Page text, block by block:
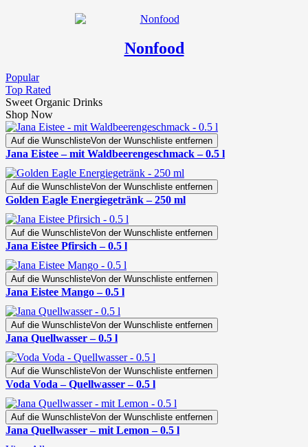
Nonfood
Popular
Top Rated
Sweet Organic Drinks
Shop Now
Auf die WunschlisteVon der Wunschliste entfernen
Jana Eistee – mit Waldbeerengeschmack – 0.5 l
Auf die WunschlisteVon der Wunschliste entfernen
Golden Eagle Energiegetränk – 250 ml
Auf die WunschlisteVon der Wunschliste entfernen
Jana Eistee Pfirsich – 0.5 l
Auf die WunschlisteVon der Wunschliste entfernen
Jana Eistee Mango – 0.5 l
Auf die WunschlisteVon der Wunschliste entfernen
Jana Quellwasser – 0.5 l
Auf die WunschlisteVon der Wunschliste entfernen
Voda Voda – Quellwasser – 0.5 l
Auf die WunschlisteVon der Wunschliste entfernen
Jana Quellwasser – mit Lemon – 0.5 l